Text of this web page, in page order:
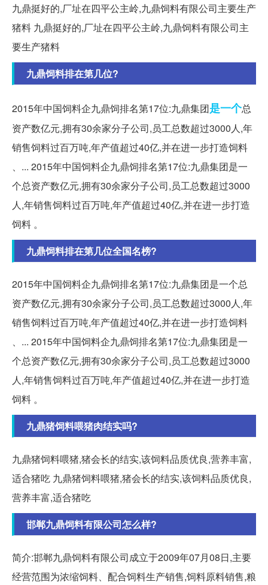
九鼎挺好的,厂址在四平公主岭,九鼎饲料有限公司主要生产
猪料 九鼎挺好的,厂址在四平公主岭,九鼎饲料有限公司主
要生产猪料
九鼎饲料排在第几位?
2015年中国饲料企九鼎饲排名第17位:九鼎集团是一个总
资产数亿元,拥有30余家分子公司,员工总数超过3000人,年
销售饲料过百万吨,年产值超过40亿,并在进一步打造饲料
、... 2015年中国饲料企九鼎饲排名第17位:九鼎集团是一
个总资产数亿元,拥有30余家分子公司,员工总数超过3000
人,年销售饲料过百万吨,年产值超过40亿,并在进一步打造
饲料 。
九鼎饲料排在第几位全国名榜?
2015年中国饲料企九鼎饲排名第17位:九鼎集团是一个总
资产数亿元,拥有30余家分子公司,员工总数超过3000人,年
销售饲料过百万吨,年产值超过40亿,并在进一步打造饲料
、... 2015年中国饲料企九鼎饲排名第17位:九鼎集团是一
个总资产数亿元,拥有30余家分子公司,员工总数超过3000
人,年销售饲料过百万吨,年产值超过40亿,并在进一步打造
饲料 。
九鼎猪饲料喂猪肉结实吗?
九鼎猪饲料喂猪,猪会长的结实,该饲料品质优良,营养丰富,
适合猪吃 九鼎猪饲料喂猪,猪会长的结实,该饲料品质优良,
营养丰富,适合猪吃
邯郸九鼎饲料有限公司怎么样?
简介:邯郸九鼎饲料有限公司成立于2009年07月08日,主要
经营范围为浓缩饲料、配合饲料生产销售,饲料原料销售,粮